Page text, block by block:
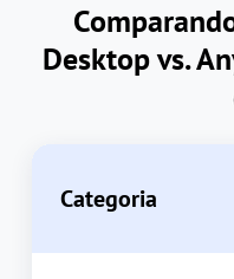
Desktop vs.
Categoria